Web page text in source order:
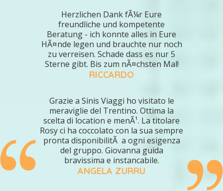
Herzlichen Dank fÃ¼r Eure
freundliche und kompetente
Beratung - ich konnte alles in Eure
HÃ¤nde legen und brauchte nur noch
zu verreisen. Schade dass es nur 5
Sterne gibt. Bis zum nÃ¤chsten Mal!
RICCARDO
Grazie a Sinis Viaggi ho visitato le
meraviglie del Trentino. Ottima la
scelta di location e menÃ¹. La titolare
Rosy ci ha coccolato con la sua sempre
pronta disponibilitÃ a ogni esigenza
del gruppo. Giovanna guida
bravissima e instancabile.
ANGELA ZURRU